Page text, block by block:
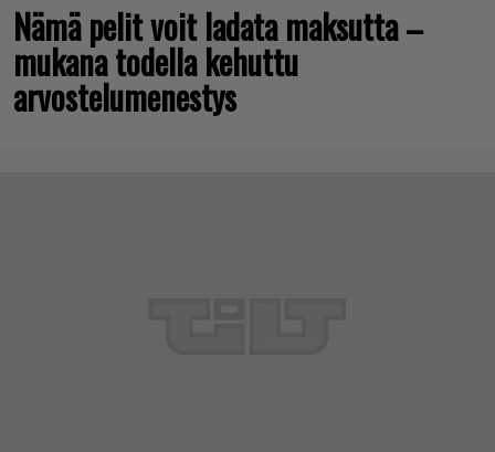
Nämä pelit voit ladata maksutta –
mukana todella kehuttu
arvostelumenestys